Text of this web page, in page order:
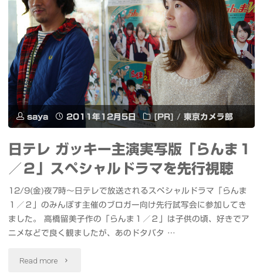
saya 2011年12月5日 [PR] / 東京カメラ部
日テレ ガッキー主演実写版「らんま１
／２」スペシャルドラマを先行視聴
12/9(金)夜7時〜日テレで放送されるスペシャルドラマ「らんま
１／２」のみんぽす主催のブロガー向け先行試写会に参加してき
ました。 高橋留美子作の「らんま１／２」は子供の頃、好きでア
ニメなどで良く観ましたが、あのドタバタ …
Read more "日